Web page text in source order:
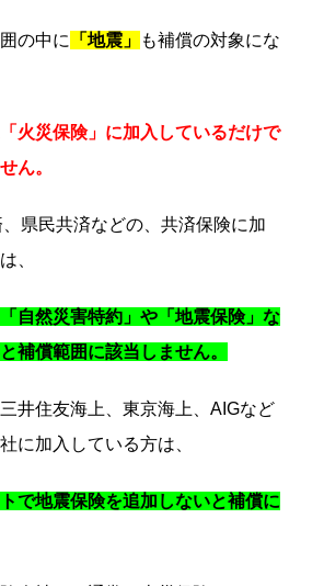
の中に 「地震」
も補償の対象にな
火災保険」に加入しているだけで
ん。
県民共済などの、共済保険に加
、
自然災害特約」や「地震保険」な
補償範囲に該当しません。
井住友海上、東京海上、AIGなど
に加入している方は、
で地震保険を追加しないと補償に